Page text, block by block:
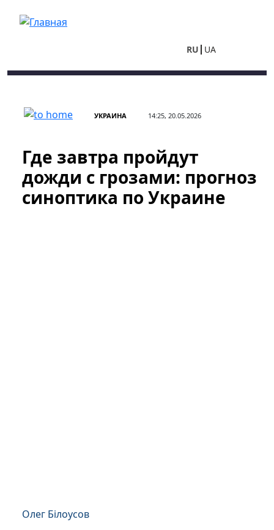
RU UA
УКРАИНА 14:25, 20.05.2026
Где завтра пройдут
дожди с грозами: прогноз
синоптика по Украине
Олег Білоусов